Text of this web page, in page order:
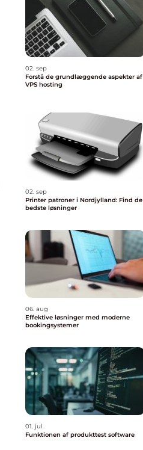
02. sep
Forstå de grundlæggende aspekter af
VPS hosting
02. sep
Printer patroner i Nordjylland: Find de
bedste løsninger
06. aug
Effektive løsninger med moderne
bookingsystemer
01. jul
Funktionen af produkttest software